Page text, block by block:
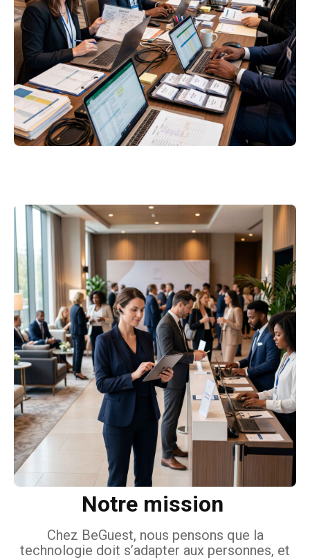
Notre mission
Chez BeGuest, nous pensons que la
technologie doit s’adapter aux personnes, et